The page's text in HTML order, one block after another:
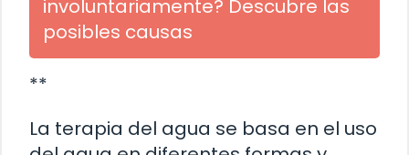
involuntariamente? Descubre las
posibles causas
**
La terapia del agua se basa en el uso